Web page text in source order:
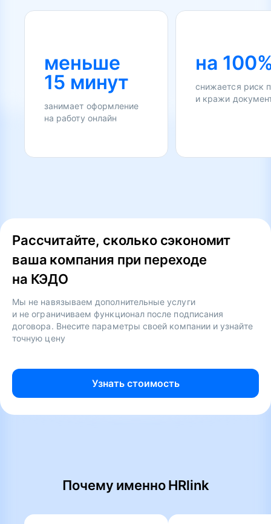
меньше
15 минут
занимает оформление
на работу онлайн
на
снижается риск
и кражи
Рассчитайте, сколько сэкономит
ваша компания при переходе
на КЭДО
Мы не навязываем дополнительные услуги
и не ограничиваем функционал после подписания
договора. Внесите параметры своей компании и узнайте
точную цену
Узнать стоимость
Почему именно HRlink